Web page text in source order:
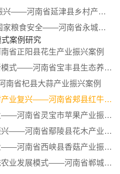
河南省延津县乡村产业振兴案例
食安全——河南省永城市乡村产...
案例研究
省正阳县花生产业振兴案例
——河南省宝丰县生态养猪产业...
省杞县大蒜产业振兴案例
复兴——河南省郏县红牛产业振...
南省灵宝市苹果产业振兴案例
河南省鄢陵县花木产业振兴案例
南省西峡县香菇产业振兴案例
发展模式——河南省郸城县产业...